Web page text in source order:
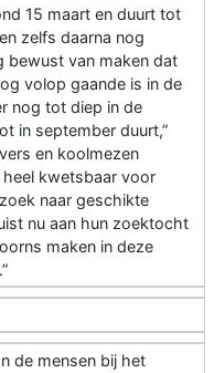
15 maart en duurt tot
zelfs daarna nog
bewust van maken dat
volop gaande is in de
nog tot diep in de
in september duurt,”
en koolmezen
heel kwetsbaar voor
naar geschikte
nu aan hun zoektocht
maken in deze
de mensen bij het